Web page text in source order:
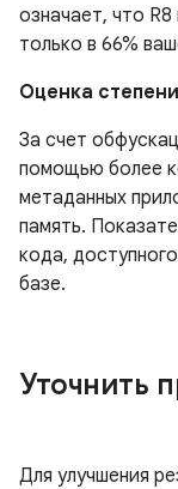
означает, что
только в 66%
Оценка
За счет
помощью более
метаданных
память.
кода,
базе.
Уточнить
Для улучшения